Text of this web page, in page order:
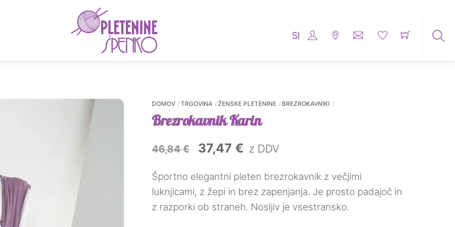
Menu
SI
DOMOV TRGOVINA ŽENSKE PLETENINE BREZROKAVNIKI
Brezrokavnik Karin
46,84€
Izvirna
je
bila:
37,47 € Trenutna
je:
37,47 €.
z DDV
Športno elegantni pleten brezrokavnik z večjimi
luknjicami, z žepi in brez zapenjanja. Je prosto padajoč in
z razporki ob straneh. Nosljiv je vsestransko.